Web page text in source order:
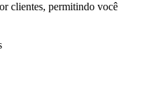
clientes, permitindo você